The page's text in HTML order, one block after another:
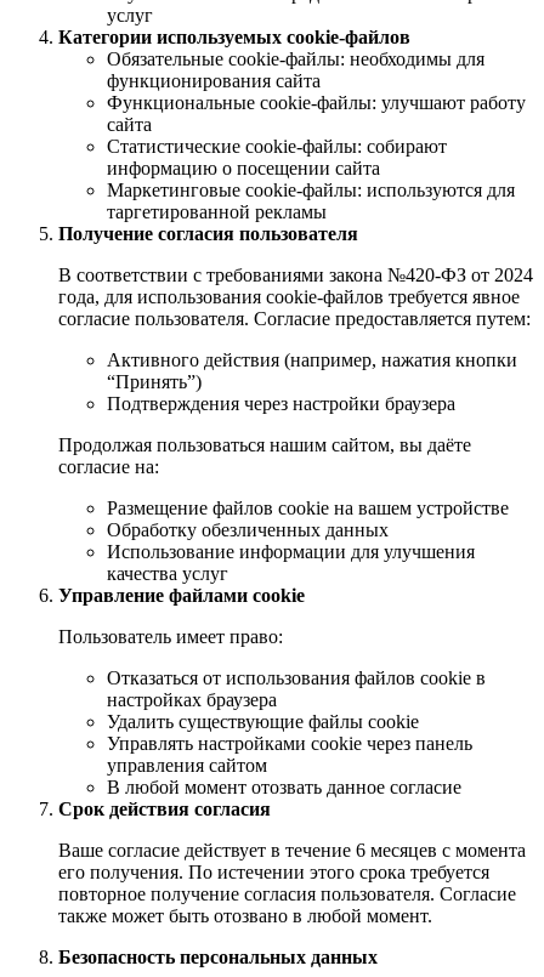
услуг
Категории используемых cookie-файлов
Обязательные cookie-файлы: необходимы для
функционирования сайта
Функциональные cookie-файлы: улучшают работу
сайта
Статистические cookie-файлы: собирают
информацию о посещении сайта
Маркетинговые cookie-файлы: используются для
таргетированной рекламы
Получение согласия пользователя
В соответствии с требованиями закона №420-ФЗ от 2024
года, для использования cookie-файлов требуется явное
согласие пользователя. Согласие предоставляется путем:
Активного действия (например, нажатия кнопки
“Принять”)
Подтверждения через настройки браузера
Продолжая пользоваться нашим сайтом, вы даёте
согласие на:
Размещение файлов cookie на вашем устройстве
Обработку обезличенных данных
Использование информации для улучшения
качества услуг
Управление файлами cookie
Пользователь имеет право:
Отказаться от использования файлов cookie в
настройках браузера
Удалить существующие файлы cookie
Управлять настройками cookie через панель
управления сайтом
В любой момент отозвать данное согласие
Срок действия согласия
Ваше согласие действует в течение 6 месяцев с момента
его получения. По истечении этого срока требуется
повторное получение согласия пользователя. Согласие
также может быть отозвано в любой момент.
Безопасность персональных данных